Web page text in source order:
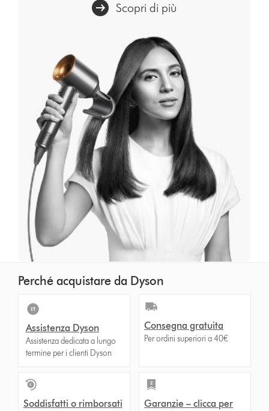
Scopri di più
Perché acquistare da Dyson
Assistenza Dyson
Assistenza dedicata a lungo
termine per i clienti Dyson
Consegna gratuita
Per ordini superiori a 40€
Soddisfatti o rimborsati
Garanzie – clicca per